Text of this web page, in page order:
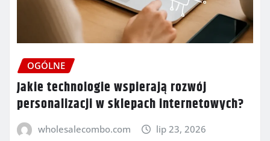
OGÓLNE
Jakie technologie wspierają rozwój
personalizacji w sklepach internetowych?
wholesalecombo.com lip 23, 2026